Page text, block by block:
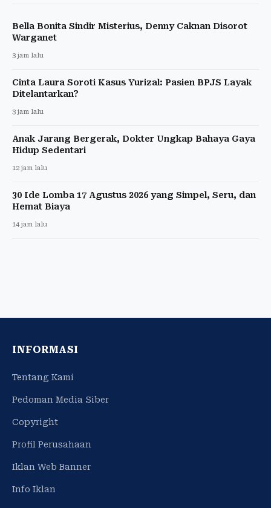
Bella Bonita Sindir Misterius, Denny Caknan Disorot
Warganet
3 jam lalu
Cinta Laura Soroti Kasus Yurizal: Pasien BPJS Layak
Ditelantarkan?
3 jam lalu
Anak Jarang Bergerak, Dokter Ungkap Bahaya Gaya
Hidup Sedentari
12 jam lalu
30 Ide Lomba 17 Agustus 2026 yang Simpel, Seru, dan
Hemat Biaya
14 jam lalu
INFORMASI
Tentang Kami
Pedoman Media Siber
Copyright
Profil Perusahaan
Iklan Web Banner
Info Iklan